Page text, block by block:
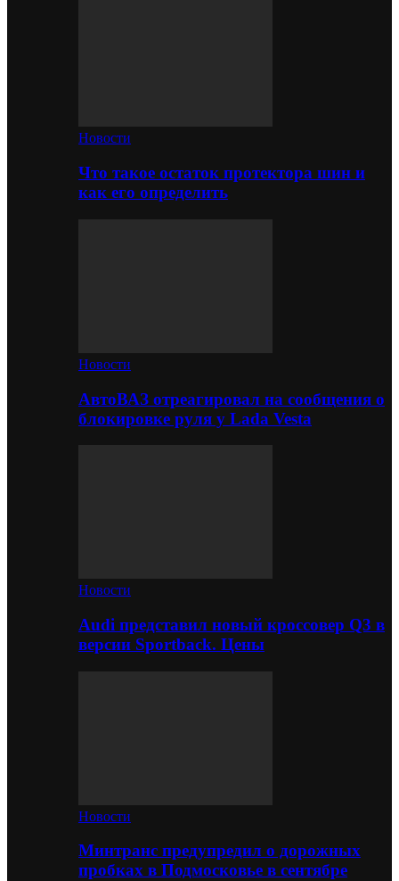
Новости
Что такое остаток протектора шин и
как его определить
Новости
АвтоВАЗ отреагировал на сообщения о
блокировке руля у Lada Vesta
Новости
Audi представил новый кроссовер Q3 в
версии Sportback. Цены
Новости
Минтранс предупредил о дорожных
пробках в Подмосковье в сентябре